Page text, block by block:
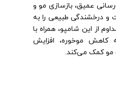
عمیق، بازسازی مو و
و درخشندگی طبیعی را به
از این شامپو، همراه با
کاهش موخوره، افزایش
مو کمک می‌کند.